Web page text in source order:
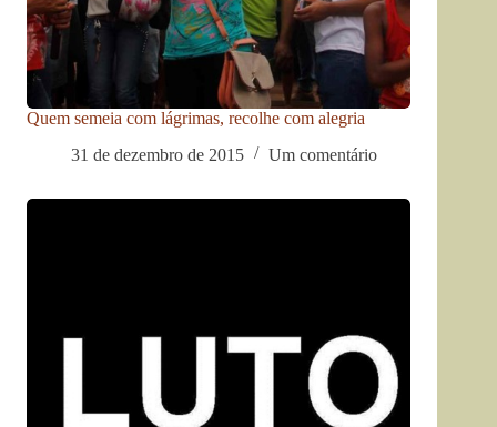
Quem semeia com lágrimas, recolhe com alegria
31 de dezembro de 2015
Um comentário